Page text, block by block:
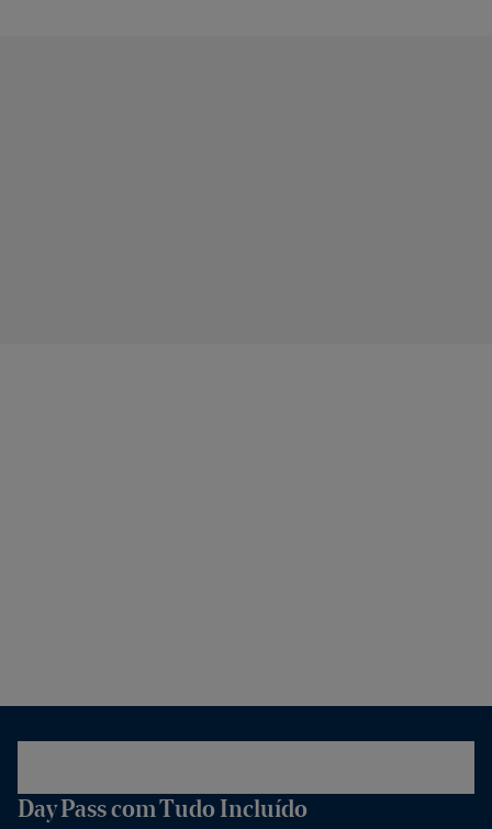
Day Pass com Tudo Incluído